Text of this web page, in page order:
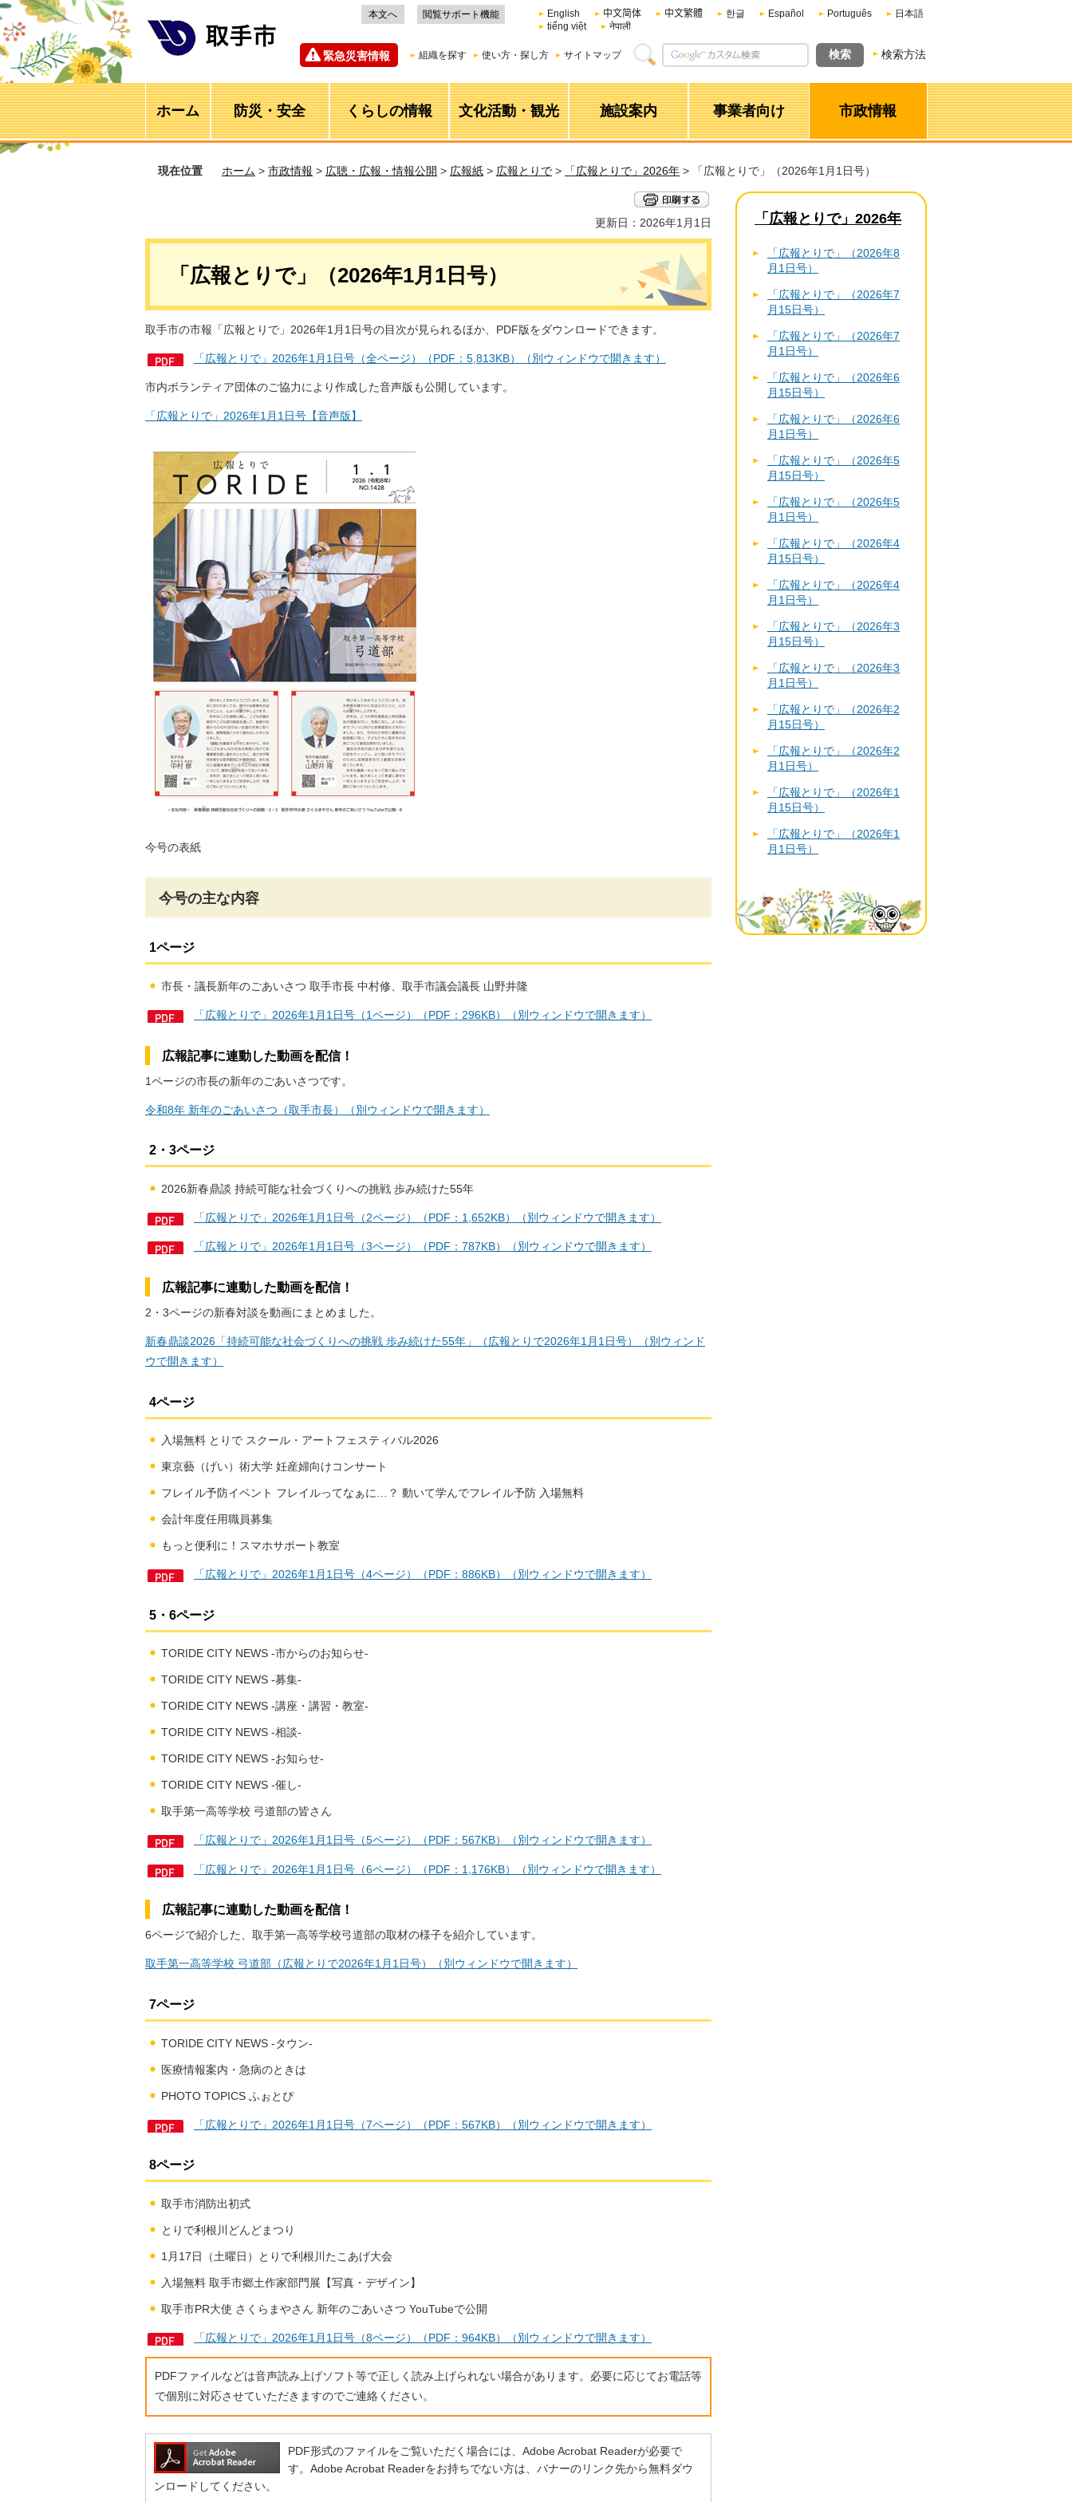
本文へ 閲覧サポート機能 English 中文简体 中文繁體 한글 Español Português
日本語
tiếng việt
नेपाली
緊急災害情報 組織を探す 使い方・探し方 サイトマップ 検索方法
ホーム 防災・安全 くらしの情報 文化活動・観光 施設案内 事業者向け 市政情報
現在位置 ホーム > 市政情報 > 広聴・広報・情報公開 > 広報紙 > 広報とりで > 「広報とりで」2026年 > 「広報とりで」（2026年1月1日号）
更新日：2026年1月1日
「広報とりで」（2026年1月1日号）
取手市の市報「広報とりで」2026年1月1日号の目次が見られるほか、PDF版をダウンロードできます。
「広報とりで」2026年1月1日号（全ページ）（PDF：5,813KB）（別ウィンドウで開きます）
市内ボランティア団体のご協力により作成した音声版も公開しています。
「広報とりで」2026年1月1日号【音声版】
今号の表紙
今号の主な内容
1ページ
市長・議長新年のごあいさつ 取手市長 中村修、取手市議会議長 山野井隆
「広報とりで」2026年1月1日号（1ページ）（PDF：296KB）（別ウィンドウで開きます）
広報記事に連動した動画を配信！
1ページの市長の新年のごあいさつです。
令和8年 新年のごあいさつ（取手市長）（別ウィンドウで開きます）
2・3ページ
2026新春鼎談 持続可能な社会づくりへの挑戦 歩み続けた55年
「広報とりで」2026年1月1日号（2ページ）（PDF：1,652KB）（別ウィンドウで開きます）
「広報とりで」2026年1月1日号（3ページ）（PDF：787KB）（別ウィンドウで開きます）
広報記事に連動した動画を配信！
2・3ページの新春対談を動画にまとめました。
新春鼎談2026「持続可能な社会づくりへの挑戦 歩み続けた55年」（広報とりで2026年1月1日号）（別ウィンド
ウで開きます）
4ページ
入場無料 とりで スクール・アートフェスティバル2026
東京藝（げい）術大学 妊産婦向けコンサート
フレイル予防イベント フレイルってなぁに…？ 動いて学んでフレイル予防 入場無料
会計年度任用職員募集
もっと便利に！スマホサポート教室
「広報とりで」2026年1月1日号（4ページ）（PDF：886KB）（別ウィンドウで開きます）
5・6ページ
TORIDE CITY NEWS -市からのお知らせ-
TORIDE CITY NEWS -募集-
TORIDE CITY NEWS -講座・講習・教室-
TORIDE CITY NEWS -相談-
TORIDE CITY NEWS -お知らせ-
TORIDE CITY NEWS -催し-
取手第一高等学校 弓道部の皆さん
「広報とりで」2026年1月1日号（5ページ）（PDF：567KB）（別ウィンドウで開きます）
「広報とりで」2026年1月1日号（6ページ）（PDF：1,176KB）（別ウィンドウで開きます）
広報記事に連動した動画を配信！
6ページで紹介した、取手第一高等学校弓道部の取材の様子を紹介しています。
取手第一高等学校 弓道部（広報とりで2026年1月1日号）（別ウィンドウで開きます）
7ページ
TORIDE CITY NEWS -タウン-
医療情報案内・急病のときは
PHOTO TOPICS ふぉとぴ
「広報とりで」2026年1月1日号（7ページ）（PDF：567KB）（別ウィンドウで開きます）
8ページ
取手市消防出初式
とりで利根川どんどまつり
1月17日（土曜日）とりで利根川たこあげ大会
入場無料 取手市郷土作家部門展【写真・デザイン】
取手市PR大使 さくらまやさん 新年のごあいさつ YouTubeで公開
「広報とりで」2026年1月1日号（8ページ）（PDF：964KB）（別ウィンドウで開きます）
PDFファイルなどは音声読み上げソフト等で正しく読み上げられない場合があります。必要に応じてお電話等
で個別に対応させていただきますのでご連絡ください。
PDF形式のファイルをご覧いただく場合には、Adobe Acrobat Readerが必要で
す。Adobe Acrobat Readerをお持ちでない方は、バナーのリンク先から無料ダウ
ンロードしてください。
「広報とりで」2026年
「広報とりで」（2026年8
月1日号）
「広報とりで」（2026年7
月15日号）
「広報とりで」（2026年7
月1日号）
「広報とりで」（2026年6
月15日号）
「広報とりで」（2026年6
月1日号）
「広報とりで」（2026年5
月15日号）
「広報とりで」（2026年5
月1日号）
「広報とりで」（2026年4
月15日号）
「広報とりで」（2026年4
月1日号）
「広報とりで」（2026年3
月15日号）
「広報とりで」（2026年3
月1日号）
「広報とりで」（2026年2
月15日号）
「広報とりで」（2026年2
月1日号）
「広報とりで」（2026年1
月15日号）
「広報とりで」（2026年1
月1日号）